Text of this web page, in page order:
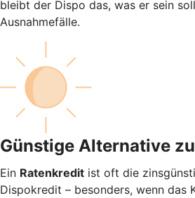
bleibt der Dispo das, was er sein
Ausnahmefälle.
Günstige Alternative
Ein Ratenkredit ist oft die
Dispokredit – besonders, wenn das